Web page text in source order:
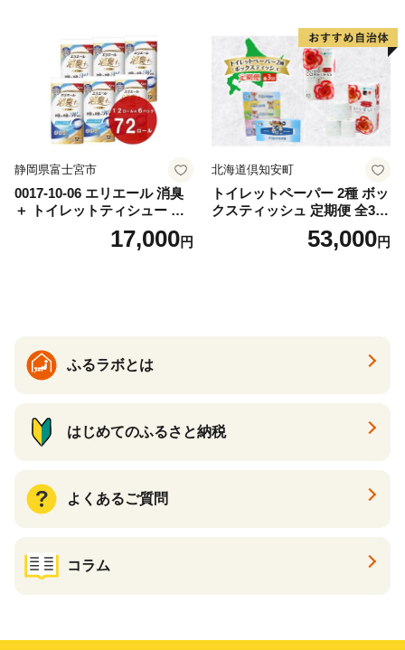
ー 消耗品 備蓄 送料無料 北海
道 倶知安町 日用品
静岡県富士宮市
0017-10-06 エリエール 消臭
＋ トイレットティシュー し
っかり香るフレッシュクリア
の香り ダブル 12ロール×6パ
17,000円
北海道倶知安町
トイレットペーパー 2種 ボッ
クスティッシュ 定期便 全3
回 日本製 まとめ買い 防災
常備品 日用雑貨 消耗品 生活
53,000円
ふるラボとは
はじめてのふるさと納税
よくあるご質問
コラム